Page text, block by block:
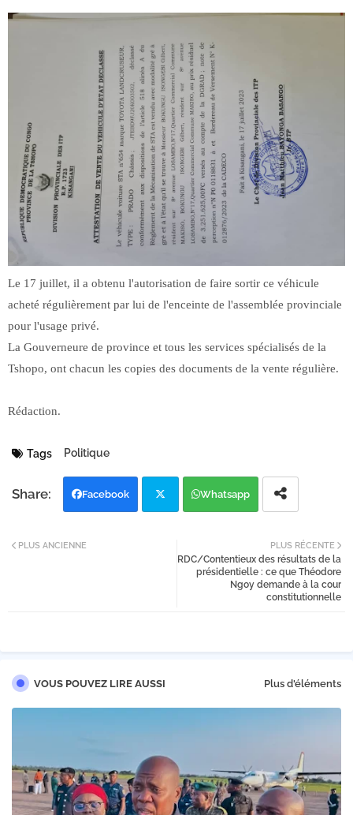
Le 17 juillet, il a obtenu l'autorisation de faire sortir ce véhicule
acheté régulièrement par lui de l'enceinte de l'assemblée provinciale
pour l'usage privé.
La Gouverneure de province et tous les services spécialisés de la
Tshopo, ont chacun les copies des documents de la vente régulière.
Rédaction.
Tags Politique
Facebook Whatsapp
PLUS RÉCENTE
RDC/Contentieux des résultats de la
présidentielle : ce que Théodore
Ngoy demande à la cour
constitutionnelle
PLUS ANCIENNE
VOUS POUVEZ LIRE AUSSI Plus d'éléments